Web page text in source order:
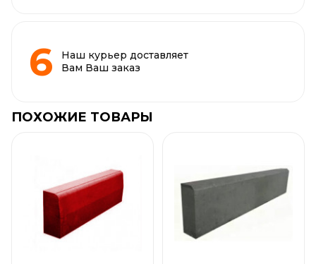
Наш курьер доставляет
Вам Ваш заказ
ПОХОЖИЕ ТОВАРЫ